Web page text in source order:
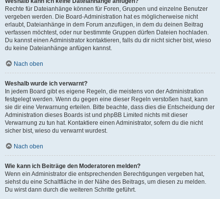
Rechte für Dateianhänge können für Foren, Gruppen und einzelne Benutzer
vergeben werden. Die Board-Administration hat es möglicherweise nicht
erlaubt, Dateianhänge in dem Forum anzufügen, in dem du deinen Beitrag
verfassen möchtest, oder nur bestimmte Gruppen dürfen Dateien hochladen.
Du kannst einen Administrator kontaktieren, falls du dir nicht sicher bist, wieso
du keine Dateianhänge anfügen kannst.
Nach oben
Weshalb wurde ich verwarnt?
In jedem Board gibt es eigene Regeln, die meistens von der Administration
festgelegt werden. Wenn du gegen eine dieser Regeln verstoßen hast, kann
sie dir eine Verwarnung erteilen. Bitte beachte, dass dies die Entscheidung der
Administration dieses Boards ist und phpBB Limited nichts mit dieser
Verwarnung zu tun hat. Kontaktiere einen Administrator, sofern du die nicht
sicher bist, wieso du verwarnt wurdest.
Nach oben
Wie kann ich Beiträge den Moderatoren melden?
Wenn ein Administrator die entsprechenden Berechtigungen vergeben hat,
siehst du eine Schaltfläche in der Nähe des Beitrags, um diesen zu melden.
Du wirst dann durch die weiteren Schritte geführt.